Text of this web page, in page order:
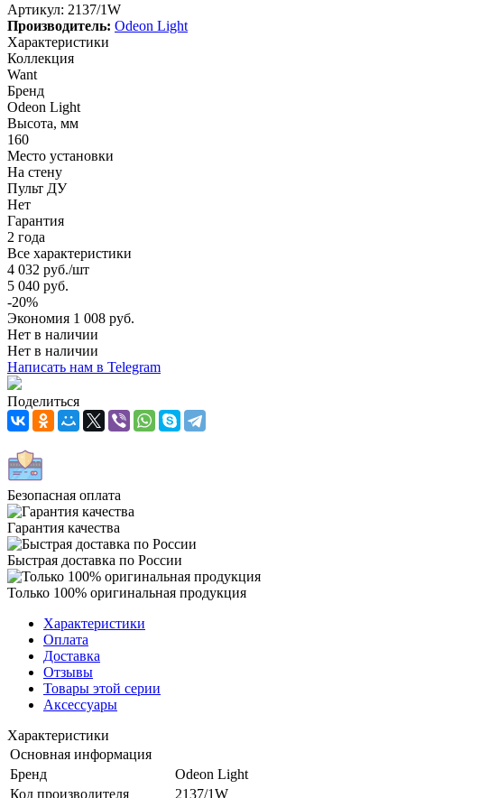
Артикул: 2137/1W
Производитель: Odeon Light
Характеристики
Коллекция
Want
Бренд
Odeon Light
Высота, мм
160
Место установки
На стену
Пульт ДУ
Нет
Гарантия
2 года
Все характеристики
4 032 руб./шт
5 040 руб.
-20%
Экономия 1 008 руб.
Нет в наличии
Нет в наличии
Написать нам в Telegram
Поделиться
Безопасная оплата
Гарантия качества
Быстрая доставка по России
Только 100% оригинальная продукция
Характеристики
Оплата
Доставка
Отзывы
Товары этой серии
Аксессуары
Характеристики
Основная информация
Бренд
Odeon Light
Код производителя
2137/1W